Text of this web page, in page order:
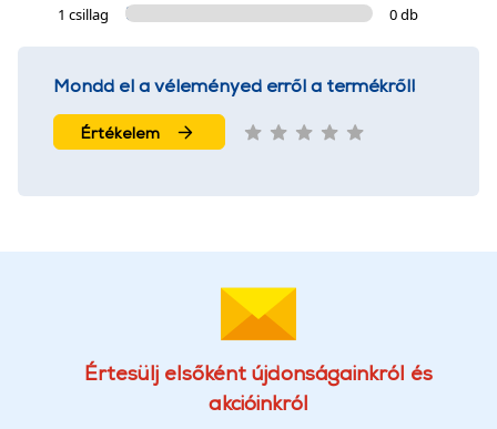
1 csillag
0 db
Mondd el a véleményed erről a termékről!
Értékelem
Értesülj elsőként újdonságainkról és
akcióinkról